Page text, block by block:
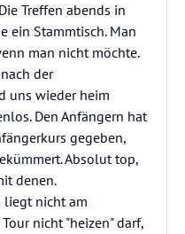
Treffen abends in
ein Stammtisch. Man
man nicht möchte.
der
uns wieder heim
Den Anfängern hat
gegeben,
Absolut top,
denen.
liegt nicht am
nicht "heizen" darf,